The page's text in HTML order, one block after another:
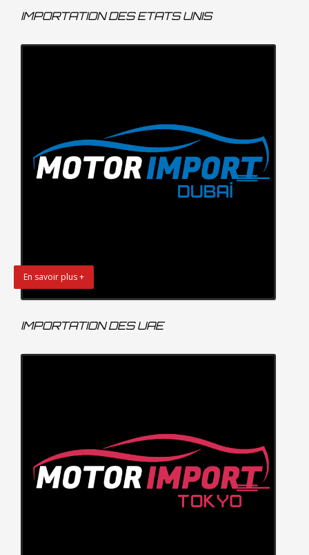
IMPORTATION DES ETATS UNIS
En savoir plus +
IMPORTATION DES UAE